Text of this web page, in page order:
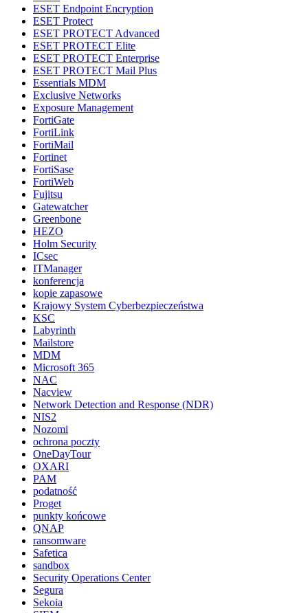
ESET Endpoint Encryption
ESET Protect
ESET PROTECT Advanced
ESET PROTECT Elite
ESET PROTECT Enterprise
ESET PROTECT Mail Plus
Essentials MDM
Exclusive Networks
Exposure Management
FortiGate
FortiLink
FortiMail
Fortinet
FortiSase
FortiWeb
Fujitsu
Gatewatcher
Greenbone
HEZO
Holm Security
ICsec
ITManager
konferencja
kopie zapasowe
Krajowy System Cyberbezpieczeństwa
KSC
Labyrinth
Mailstore
MDM
Microsoft 365
NAC
Nacview
Network Detection and Response (NDR)
NIS2
Nozomi
ochrona poczty
OneDayTour
OXARI
PAM
podatność
Proget
punkty końcowe
QNAP
ransomware
Safetica
sandbox
Security Operations Center
Segura
Sekoia